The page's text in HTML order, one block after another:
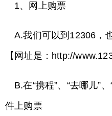
1、网上购票
A.我们可以到12306，
【网址是：http://
B.在“携程”、“去哪儿”
件上购票